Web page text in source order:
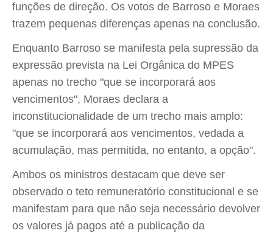
funções de direção. Os votos de Barroso e Moraes
trazem pequenas diferenças apenas na conclusão.
Enquanto Barroso se manifesta pela supressão da
expressão prevista na Lei Orgânica do MPES
apenas no trecho "que se incorporará aos
vencimentos", Moraes declara a
inconstitucionalidade de um trecho mais amplo:
"que se incorporará aos vencimentos, vedada a
acumulação, mas permitida, no entanto, a opção".
Ambos os ministros destacam que deve ser
observado o teto remuneratório constitucional e se
manifestam para que não seja necessário devolver
os valores já pagos até a publicação da